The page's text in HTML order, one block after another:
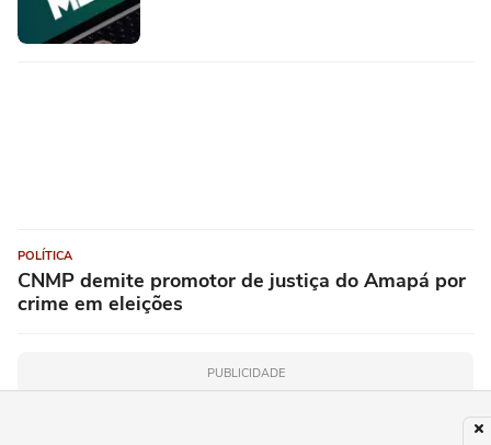
POLÍTICA
CNMP demite promotor de justiça do Amapá por
crime em eleições
PUBLICIDADE